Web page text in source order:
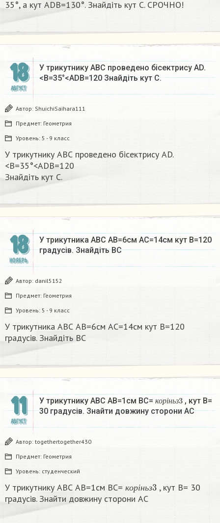
35°, а кут АDB=130°. Знайдіть кут С. СРОЧНО!​
18
АВГУСТ
У трикутнику АВС проведено бісектрису AD.
<B=35°<ADB=120 Знайдіть кут С. ​
Автор: ShuichiSaihara111
Предмет: Геометрия
Уровень: 5 - 9 класс
У трикутнику АВС проведено бісектрису AD.
<B=35°<ADB=120
Знайдіть кут С. ​
18
НОЯБРЬ
У трикутника АВС АВ=6см АС=14см кут В=120
градусів. Знайдіть ВС
Автор: danil5152
Предмет: Геометрия
Уровень: 5 - 9 класс
У трикутника АВС АВ=6см АС=14см кут В=120
градусів. Знайдіть ВС
11
АВГУСТ
У трикутнику АВС АВ=1см ВС= ко р ін ьз
коріньз3
, кут В=
30 градусів. Знайти довжину сторони АC
Автор: togethertogether430
Предмет: Геометрия
Уровень: студенческий
У трикутнику АВС АВ=1см ВС= к о р і н ьз
і з3 , кут В= 30
градусів. Знайти довжину сторони АC